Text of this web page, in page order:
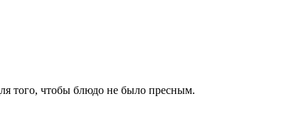
того, чтобы блюдо не было пресным.